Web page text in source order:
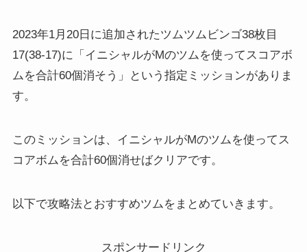
2023年1月20日に追加されたツムツムビンゴ38枚目
17(38-17)に「イニシャルがMのツムを使ってスコアボ
ムを合計60個消そう」という指定ミッションがありま
す。
このミッションは、イニシャルがMのツムを使ってス
コアボムを合計60個消せばクリアです。
以下で攻略法とおすすめツムをまとめていきます。
スポンサードリンク